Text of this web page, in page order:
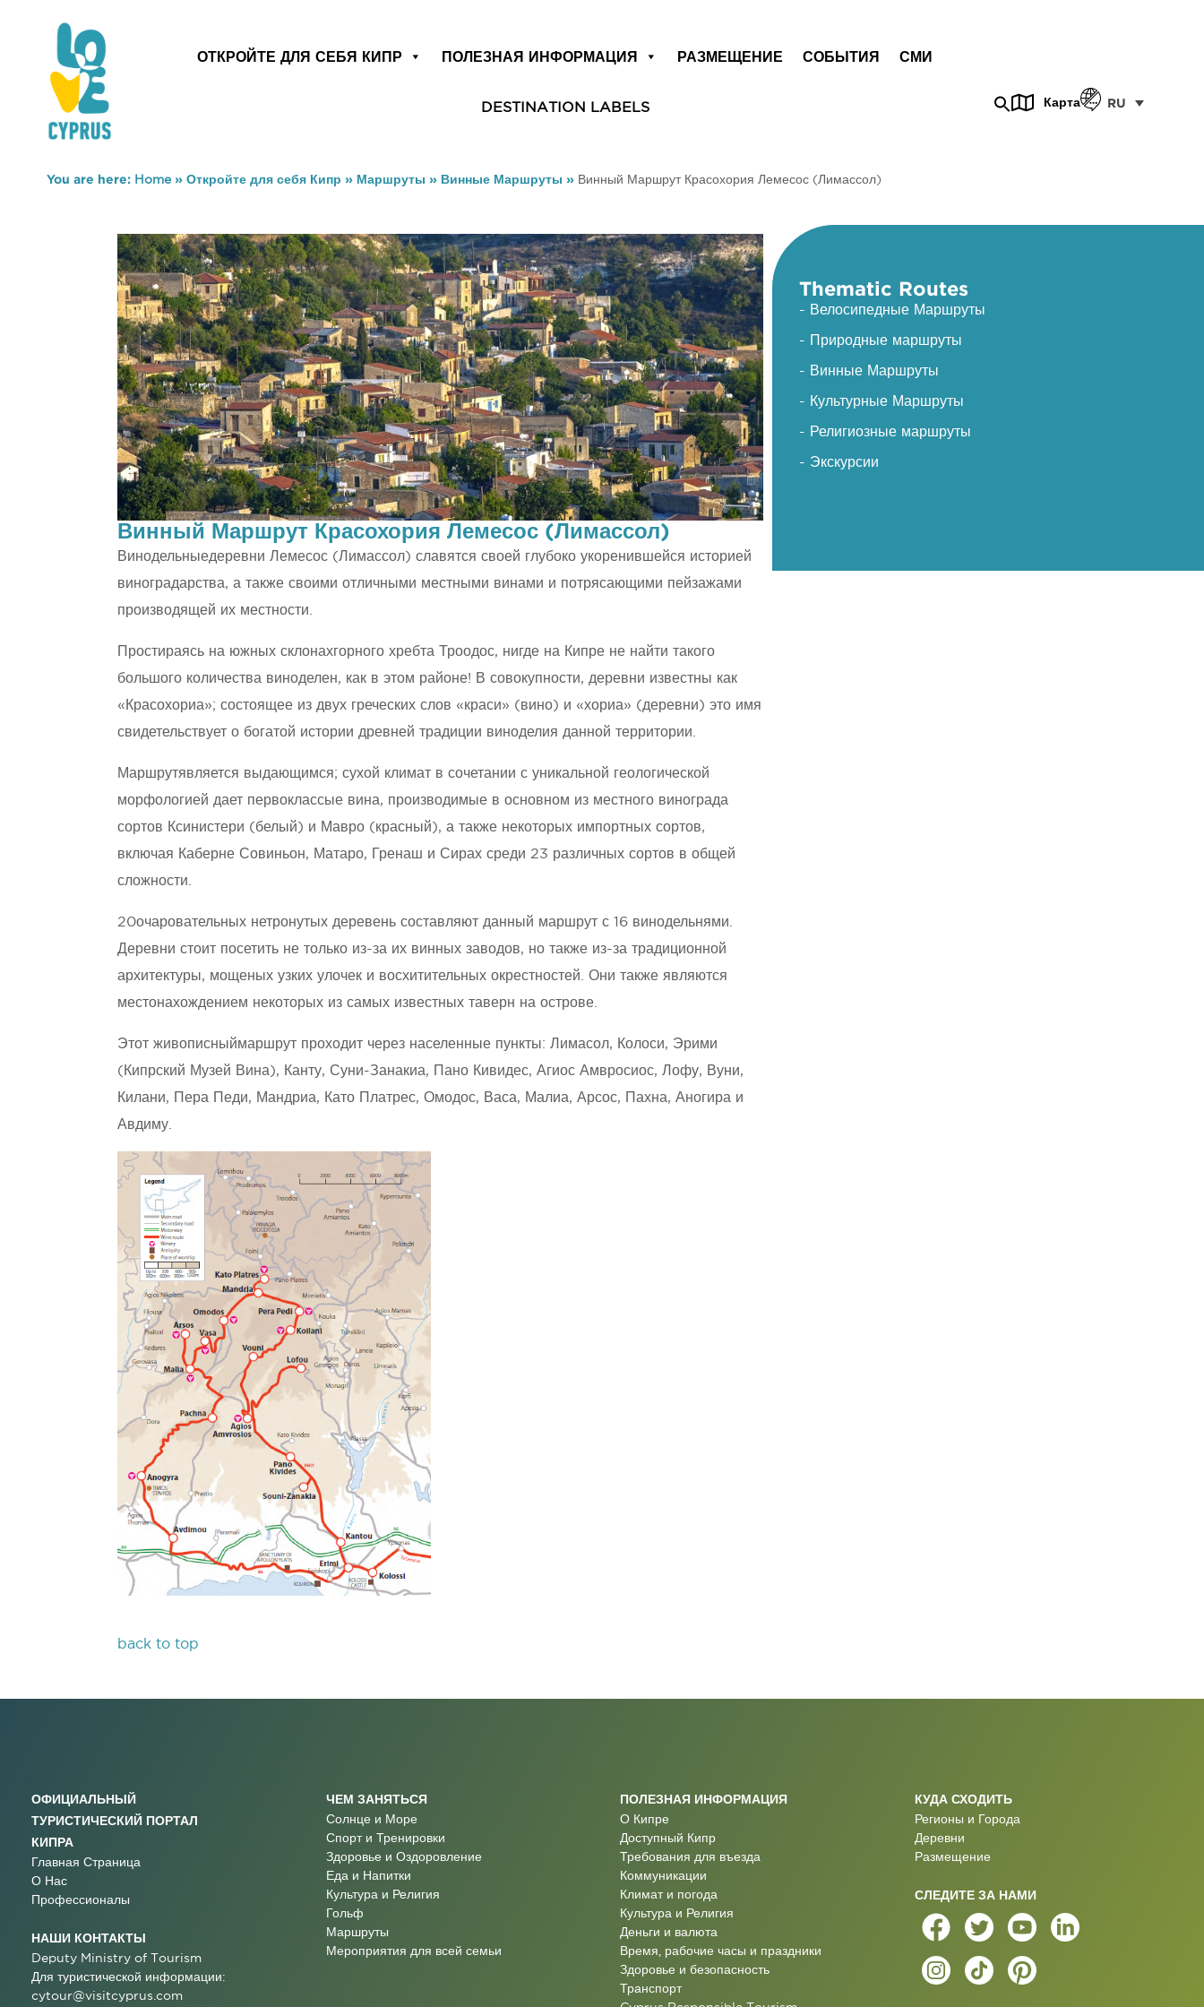
ОТКРОЙТЕ ДЛЯ СЕБЯ КИПР ПОЛЕЗНАЯ ИНФОРМАЦИЯ РАЗМЕЩЕНИЕ СОБЫТИЯ СМИ
DESTINATION LABELS Карта RU
You are here: Home» Откройте для себя Кипр » Маршруты » Винные Маршруты » Винный Маршрут Красохория Лемесос (Лимассол)
Винный Маршрут Красохория Лемесос (Лимассол)
Винодельныедеревни Лемесос (Лимассол) славятся своей глубоко укоренившейся историей
виноградарства, а также своими отличными местными винами и потрясающими пейзажами
производящей их местности.
Простираясь на южных склонахгорного хребта Троодос, нигде на Кипре не найти такого
большого количества виноделен, как в этом районе! В совокупности, деревни известны как
«Красохориа»; состоящее из двух греческих слов «краси» (вино) и «хориа» (деревни) это имя
свидетельствует о богатой истории древней традиции виноделия данной территории.
Маршрутявляется выдающимся; сухой климат в сочетании с уникальной геологической
морфологией дает первоклассые вина, производимые в основном из местного винограда
сортов Ксинистери (белый) и Мавро (красный), а также некоторых импортных сортов,
включая Каберне Совиньон, Матаро, Гренаш и Сирах среди 23 различных сортов в общей
сложности.
20очаровательных нетронутых деревень составляют данный маршрут с 16 винодельнями.
Деревни стоит посетить не только из-за их винных заводов, но также из-за традиционной
архитектуры, мощеных узких улочек и восхитительных окрестностей. Они также являются
местонахождением некоторых из самых известных таверн на острове.
Этот живописныймаршрут проходит через населенные пункты: Лимасол, Колоси, Эрими
(Кипрский Музей Вина), Канту, Суни-Занакиа, Пано Кивидес, Агиос Амвросиос, Лофу, Вуни,
Килани, Пера Педи, Мандриа, Като Платрес, Омодос, Васа, Малиа, Арсос, Пахна, Аногира и
Авдиму.
back to top
Thematic Routes
- Велосипедные Маршруты
- Природные маршруты
- Винные Маршруты
- Культурные Маршруты
- Религиозные маршруты
- Экскурсии
ОФИЦИАЛЬНЫЙ
ТУРИСТИЧЕСКИЙ ПОРТАЛ
КИПРА
Главная Страница
О Нас
Профессионалы
НАШИ КОНТАКТЫ
Deputy Ministry of Tourism
Для туристической информации:
cytour@visitcyprus.com
ЧЕМ ЗАНЯТЬСЯ
Солнце и Море
Спорт и Тренировки
Здоровье и Оздоровление
Еда и Напитки
Культура и Религия
Гольф
Маршруты
Мероприятия для всей семьи
ПОЛЕЗНАЯ ИНФОРМАЦИЯ
О Кипре
Доступный Кипр
Требования для въезда
Коммуникации
Климат и погода
Культура и Религия
Деньги и валюта
Время, рабочие часы и праздники
Здоровье и безопасность
Транспорт
КУДА СХОДИТЬ
Регионы и Города
Деревни
Размещение
СЛЕДИТЕ ЗА НАМИ